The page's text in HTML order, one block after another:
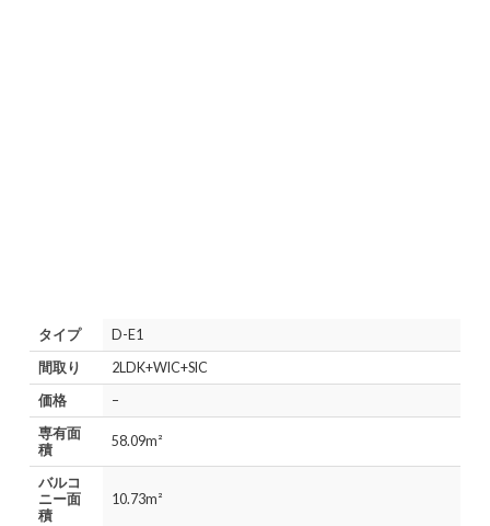
タイプ
D-E1
間取り
2LDK+WIC+SIC
価格
–
専有面
積
58.09m²
バルコ
ニー面
積
10.73m²